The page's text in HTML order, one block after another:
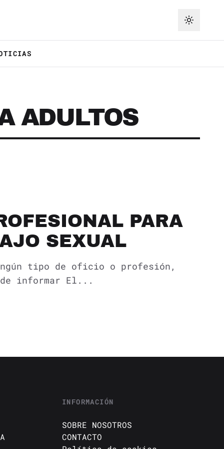
ADULTOS
PARA
SEXUAL
tipo de oficio o profesión,
informar El...
INFORMACIÓN
SOBRE NOSOTROS
CONTACTO